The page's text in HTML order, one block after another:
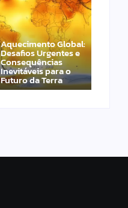
Aquecimento Global:
Desafios Urgentes e
Consequências
Inevitáveis para o
Futuro da Terra